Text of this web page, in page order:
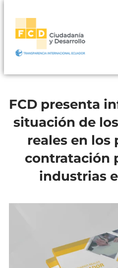
FCD presenta
situación de
reales en los
contratación
industrias